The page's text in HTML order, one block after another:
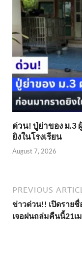
ด่วน! ปู่ย่าของ ม.3
ยิงในโรงเรียน
August 7, 2026
PREVIOUS
ข่าวด่วน!! เปิดรายชื่
เจอฝนถล่มคืนนี้​21เ